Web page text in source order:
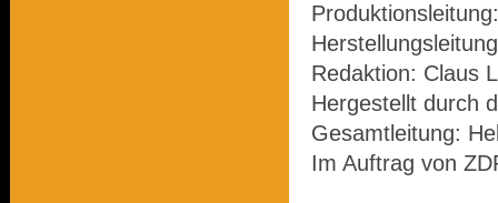
Redaktion: Claus
Hergestellt durch
Gesamtleitung:
Im Auftrag von